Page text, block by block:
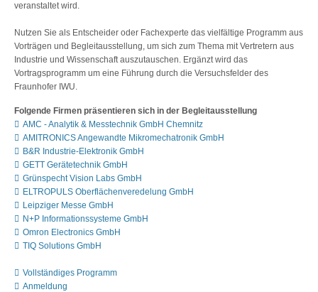
veranstaltet wird.
Nutzen Sie als Entscheider oder Fachexperte das vielfältige Programm aus
Vorträgen und Begleitausstellung, um sich zum Thema mit Vertretern aus
Industrie und Wissenschaft auszutauschen. Ergänzt wird das
Vortragsprogramm um eine Führung durch die Versuchsfelder des
Fraunhofer IWU.
Folgende Firmen präsentieren sich in der Begleitausstellung
AMC - Analytik & Messtechnik GmbH Chemnitz
AMITRONICS Angewandte Mikromechatronik GmbH
B&R Industrie-Elektronik GmbH
GETT Gerätetechnik GmbH
Grünspecht Vision Labs GmbH
ELTROPULS Oberflächenveredelung GmbH
Leipziger Messe GmbH
N+P Informationssysteme GmbH
Omron Electronics GmbH
TIQ Solutions GmbH
Vollständiges Programm
Anmeldung